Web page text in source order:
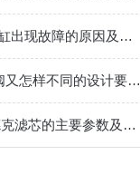
SMC无杆气缸出现故障的原因及解决方法
ASCO电磁阀又怎样不同的设计要求？
HYDAC贺德克滤芯的主要参数及特点